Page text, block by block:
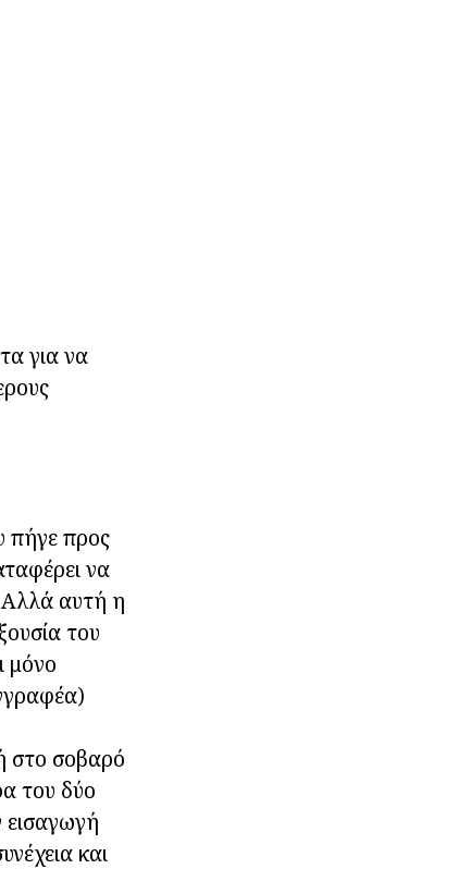
για να
πήγε προς
να
Αλλά αυτή η
του
μόνο
στο σοβαρό
του δύο
εισαγωγή
και